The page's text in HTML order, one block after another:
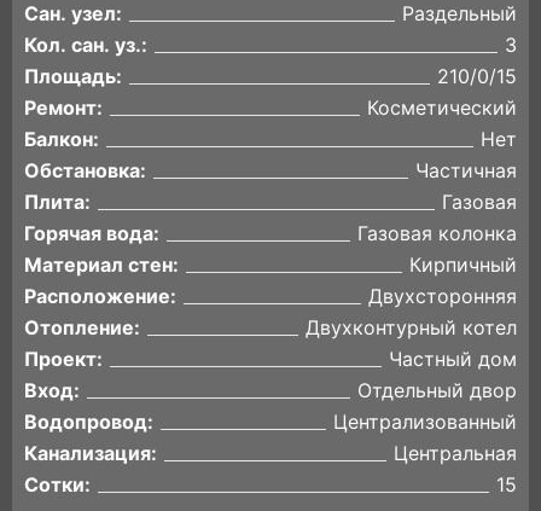
Сан. узел:
Раздельный
Кол. сан. уз.:
3
Площадь:
210/0/15
Ремонт:
Косметический
Балкон:
Нет
Обстановка:
Частичная
Плита:
Газовая
Горячая вода:
Газовая колонка
Материал стен:
Кирпичный
Расположение:
Двухсторонняя
Отопление:
Двухконтурный котел
Проект:
Частный дом
Вход:
Отдельный двор
Водопровод:
Централизованный
Канализация:
Центральная
Сотки:
15